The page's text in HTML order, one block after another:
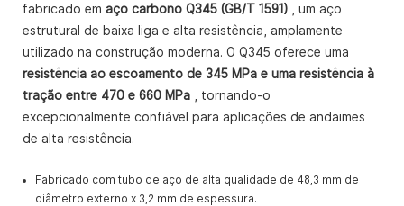
fabricado em aço carbono Q345 (GB/T 1591) , um aço
estrutural de baixa liga e alta resistência, amplamente
utilizado na construção moderna. O Q345 oferece uma
resistência ao escoamento de 345 MPa e uma resistência à
tração entre 470 e 660 MPa , tornando-o
excepcionalmente confiável para aplicações de andaimes
de alta resistência.
Fabricado com tubo de aço de alta qualidade de 48,3 mm de
diâmetro externo x 3,2 mm de espessura.